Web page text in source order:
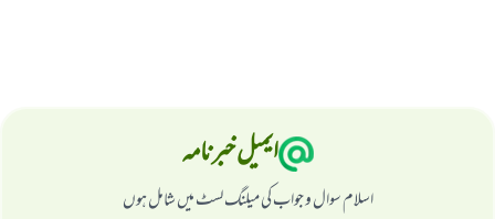
ایمیل خبرنامہ
اسلام سوال و جواب کی میلنگ لسٹ میں شامل ہوں